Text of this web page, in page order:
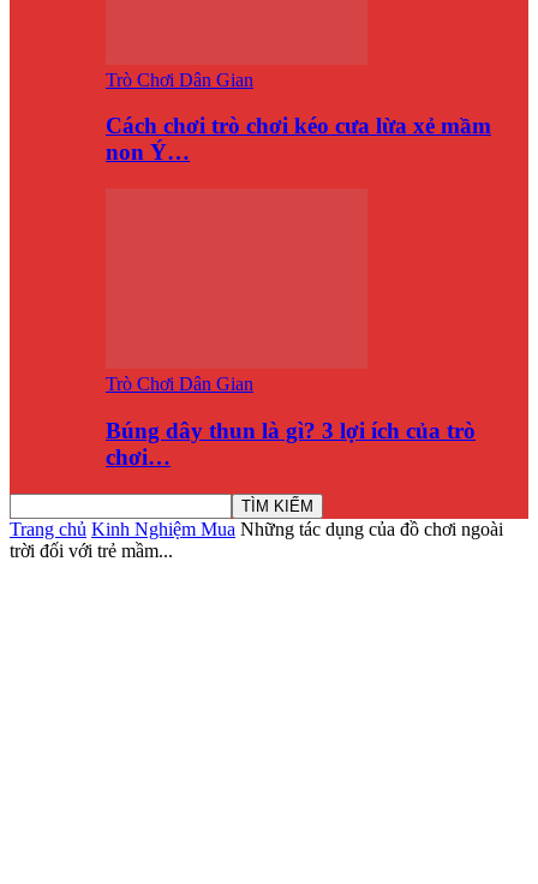
Trò Chơi Dân Gian
Cách chơi trò chơi kéo cưa lừa xẻ mầm
non Ý…
Trò Chơi Dân Gian
Búng dây thun là gì? 3 lợi ích của trò
chơi…
Trang chủ Kinh Nghiệm Mua Những tác dụng của đồ chơi ngoài
trời đối với trẻ mầm...